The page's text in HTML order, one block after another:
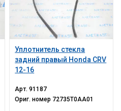
Уплотнитель стекла
задний правый Honda CRV
12-16
Арт.91187
Ориг. номер 72735T0AA01